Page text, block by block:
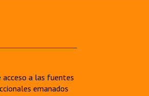
acceso a las fuentes
emanados